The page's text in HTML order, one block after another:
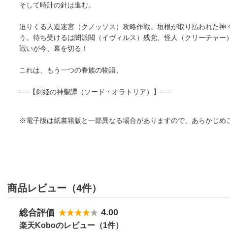
そして時計の針は進む。
迫りくる人造迷宮（クノッソス）攻略作戦。垣根が取り払われた
う。待ち受けるは闇派閥（イヴィルス）残党、怪人（クリーチャ
戦いが今、幕を切る！
これは、もう一つの眷族の物語、
──【剣姫の神聖譚（ソード・オラトリア）】──
※電子版は紙書籍版と一部異なる場合がありますので、あらかじめ
商品レビュー（4件）
総合評価 4.00
楽天Koboのレビュー（1件）